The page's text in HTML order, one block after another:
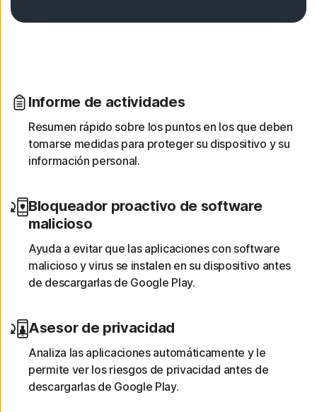
Informe de actividades
Resumen rápido sobre los puntos en los que deben
tomarse medidas para proteger su dispositivo y su
información personal.
Bloqueador proactivo de software
malicioso
Ayuda a evitar que las aplicaciones con software
malicioso y virus se instalen en su dispositivo antes
de descargarlas de Google Play.
Asesor de privacidad
Analiza las aplicaciones automáticamente y le
permite ver los riesgos de privacidad antes de
descargarlas de Google Play.